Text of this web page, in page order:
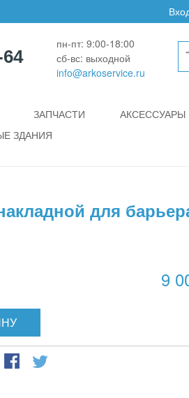
пн-пт: 9:00-18:00
сб-вс: выходной
info@arkoservice.ru
ЗАПЧАСТИ
АКСЕССУАРЫ
ЗДАНИЯ
для
9